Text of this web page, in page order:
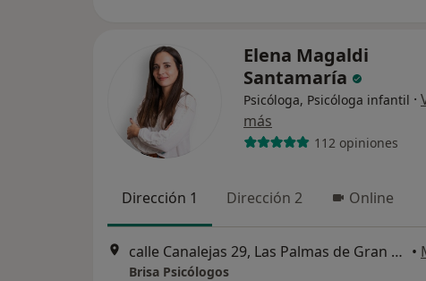
Elena Magaldi
Santamaría
Psicóloga, Psicóloga infantil ·
más
112 opiniones
Dirección 1 Dirección 2 Online
calle Canalejas 29, Las Palmas de Gran Canaria •
Brisa Psicólogos